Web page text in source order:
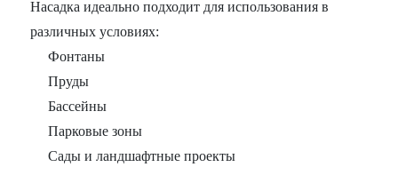
Насадка идеально подходит для использования в
различных условиях:
Фонтаны
Пруды
Бассейны
Парковые зоны
Сады и ландшафтные проекты